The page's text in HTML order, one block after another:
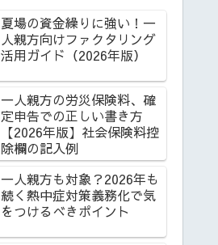
夏場の資金繰りに強い！一
人親方向けファクタリング
活用ガイド（2026年版）
一人親方の労災保険料、確
定申告での正しい書き方
【2026年版】社会保険料控
除欄の記入例
一人親方も対象？2026年も
続く熱中症対策義務化で気
をつけるべきポイント